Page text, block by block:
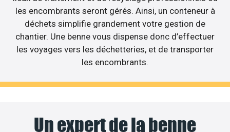
les encombrants seront gérés. Ainsi, un conteneur à
déchets simplifie grandement votre gestion de
chantier. Une benne vous dispense donc d’effectuer
les voyages vers les déchetteries, et de transporter
les encombrants.
Un expert de la benne